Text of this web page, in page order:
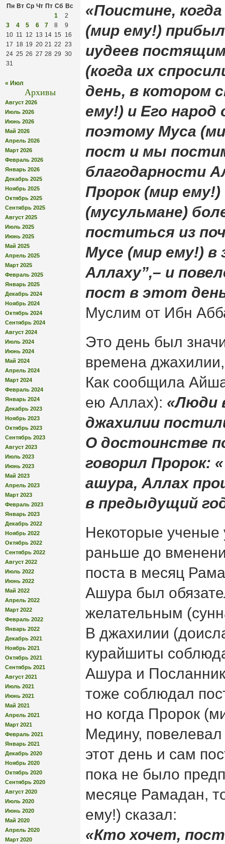
Пн Вт Ср Чт Пт Сб Вс
1
2
3
4 5 6 7 8
9
10 11 12 13 14 15
16
17 18 19 20 21 22 23
24 25 26 27 28 29 30
31
« Июл
Архивы
Август 2026
Июль 2026
Июнь 2026
Май 2026
Апрель 2026
Март 2026
Февраль 2026
Январь 2026
Декабрь 2025
Ноябрь 2025
Октябрь 2025
Сентябрь 2025
Август 2025
Июль 2025
Июнь 2025
Май 2025
Апрель 2025
Март 2025
Февраль 2025
Январь 2025
Декабрь 2024
Ноябрь 2024
Октябрь 2024
Сентябрь 2024
Август 2024
Июль 2024
Июнь 2024
Май 2024
Апрель 2024
Март 2024
Февраль 2024
Январь 2024
Декабрь 2023
Ноябрь 2023
Октябрь 2023
Сентябрь 2023
Август 2023
Июль 2023
Июнь 2023
Май 2023
Апрель 2023
Март 2023
Февраль 2023
Январь 2023
Декабрь 2022
Ноябрь 2022
Октябрь 2022
Сентябрь 2022
Август 2022
Июль 2022
Июнь 2022
Май 2022
Апрель 2022
Март 2022
Февраль 2022
Январь 2022
Декабрь 2021
Ноябрь 2021
Октябрь 2021
Сентябрь 2021
Август 2021
Июль 2021
Июнь 2021
Май 2021
Апрель 2021
Март 2021
Февраль 2021
Январь 2021
Декабрь 2020
Ноябрь 2020
Октябрь 2020
Сентябрь 2020
Август 2020
Июль 2020
Июнь 2020
Май 2020
Апрель 2020
Март 2020
«Поистине,
(мир ему!)
иудеев
(когда их
день, в котором
ему!) и Его народ
поэтому Муса
пост и мы
благодарности
Пророк (мир
(мусульмане)
поститься из
Мусе (мир ему!) в
Аллаху”,– и
пост в этот
Муслим от Ибн
Это день был
времена
Как сообщила
ею Аллах): «Люди
джахилии
О достоинстве
говорил Пророк:
ашура, Аллах
в предыдущий
Некоторые ученые
раньше до
поста в месяц
Ашура был
желательным
В джахилии
курайшиты
Ашура и
тоже соблюдал
но когда Пророк
Медину, повелевал
этот день и сам
пока не было
месяце Рамадан,
ему!) сказал:
«Кто хочет,